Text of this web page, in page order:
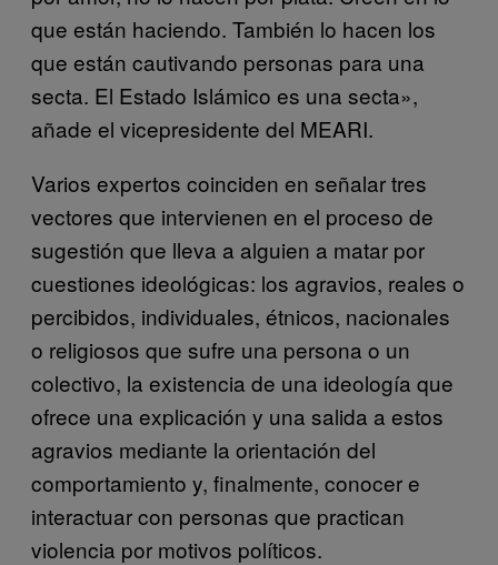
que están haciendo. También lo hacen los
que están cautivando personas para una
secta. El Estado Islámico es una secta»,
añade el vicepresidente del MEARI.
Varios expertos coinciden en señalar tres
vectores que intervienen en el proceso de
sugestión que lleva a alguien a matar por
cuestiones ideológicas: los agravios, reales o
percibidos, individuales, étnicos, nacionales
o religiosos que sufre una persona o un
colectivo, la existencia de una ideología que
ofrece una explicación y una salida a estos
agravios mediante la orientación del
comportamiento y, finalmente, conocer e
interactuar con personas que practican
violencia por motivos políticos.